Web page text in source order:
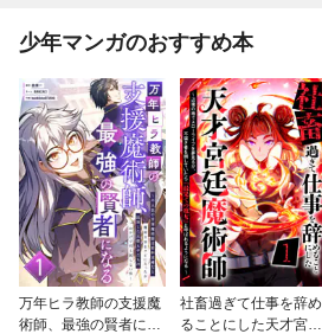
少年マンガのおすすめ本
万年ヒラ教師の支援魔
術師、最強の賢者にな
社畜過ぎて仕事を辞め
ることにした天才宮廷